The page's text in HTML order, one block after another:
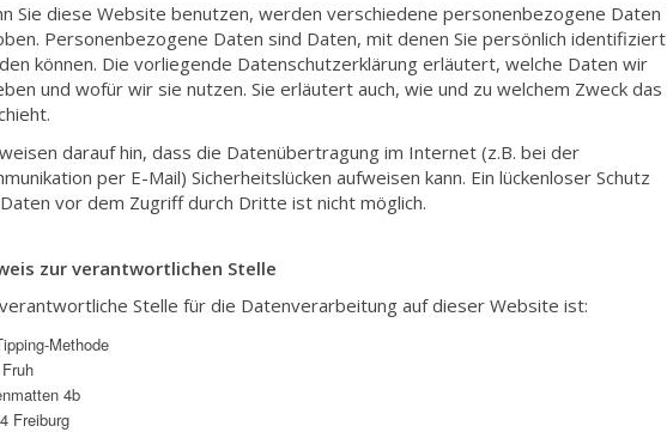
Sie diese Website benutzen, werden verschiedene personenbezogene Daten
Personenbezogene Daten sind Daten, mit denen Sie persönlich identifiziert
können. Die vorliegende Datenschutzerklärung erläutert, welche Daten wir
und wofür wir sie nutzen. Sie erläutert auch, wie und zu welchem Zweck das
darauf hin, dass die Datenübertragung im Internet (z.B. bei der
per E-Mail) Sicherheitslücken aufweisen kann. Ein lückenloser Schutz
vor dem Zugriff durch Dritte ist nicht möglich.
zur verantwortlichen Stelle
Stelle für die Datenverarbeitung auf dieser Website ist:
Methode
4b
Freiburg